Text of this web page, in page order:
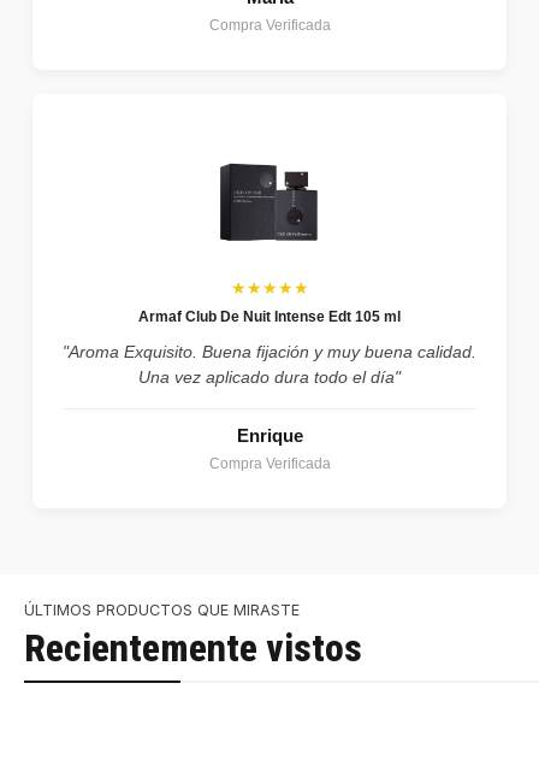
Compra Verificada
★★★★★
Armaf Club De Nuit Intense Edt 105 ml
"Aroma Exquisito. Buena fijación y muy buena calidad.
Una vez aplicado dura todo el día"
Enrique
Compra Verificada
ÚLTIMOS PRODUCTOS QUE MIRASTE
Recientemente vistos